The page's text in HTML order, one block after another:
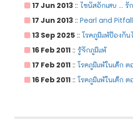
17 Jun 2013 :: ไซนัสอักเสบ ...
17 Jun 2013 :: Pearl and
13 Sep 2025 :: โรคภูมิแพ้ป้องกั
16 Feb 2011 :: รู้จักภูมิแพ้
17 Feb 2011 :: โรคภูมิแพ้ในเด็ก ต
16 Feb 2011 :: โรคภูมิแพ้ในเด็ก